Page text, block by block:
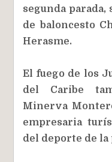
segunda
de baloncesto
Herasme.
El fuego de los
del Caribe
Minerva
empresaria
del deporte de